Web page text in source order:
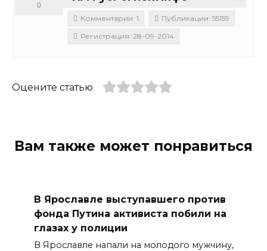
0
Комментарии: 1
Публикации: 55159
Регистрация: 28-09-2014
Оцените статью
Вам также может понравиться
В Ярославле выступавшего против
фонда Путина активиста побили на
глазах у полиции
В Ярославле напали на молодого мужчину,